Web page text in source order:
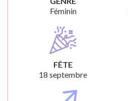
Féminin
FÊTE
18 septembre